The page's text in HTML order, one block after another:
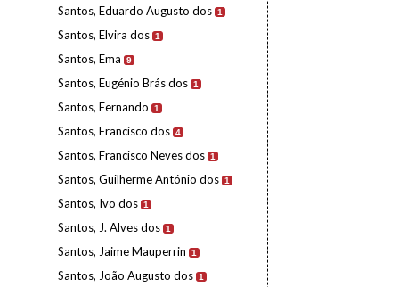
Santos, Eduardo Augusto dos 1
Santos, Elvira dos 1
Santos, Ema 9
Santos, Eugénio Brás dos 1
Santos, Fernando 1
Santos, Francisco dos 4
Santos, Francisco Neves dos 1
Santos, Guilherme António dos 1
Santos, Ivo dos 1
Santos, J. Alves dos 1
Santos, Jaime Mauperrin 1
Santos, João Augusto dos 1